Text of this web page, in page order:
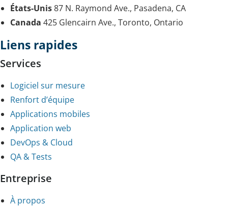
États-Unis87 N. Raymond Ave., Pasadena, CA
Canada 425 Glencairn Ave., Toronto, Ontario
Liens rapides
Services
Logiciel sur mesure
Renfort d’équipe
Applications mobiles
Application web
DevOps & Cloud
QA & Tests
Entreprise
À propos